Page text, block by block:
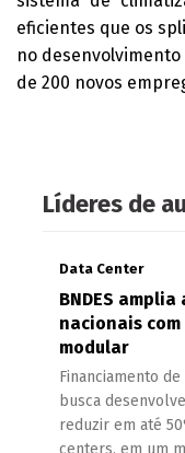
eficientes que os
no
de 200 novos
Líderes de
Data Center
BNDES
nacionais
modular
Financiamento de
busca
reduzir em até
centers, em um